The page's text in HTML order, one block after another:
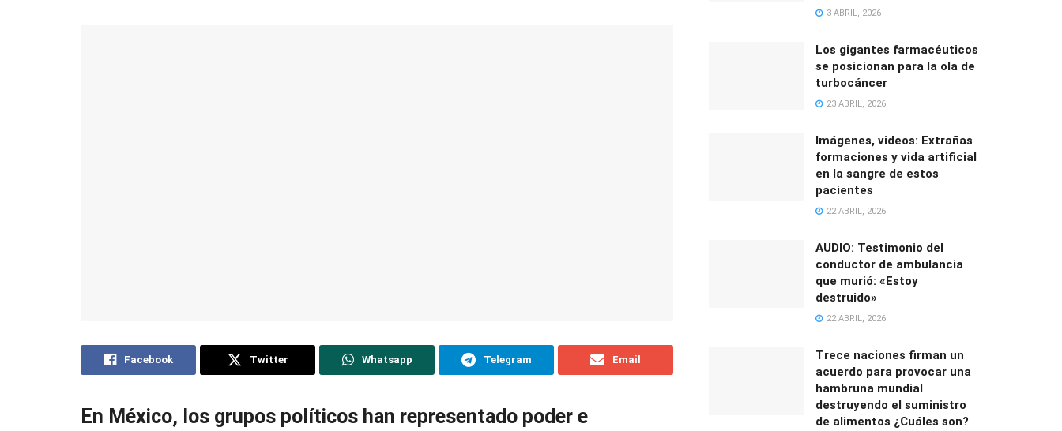
Facebook Twitter Whatsapp Telegram Email
En México, los grupos políticos han representado poder e
3 ABRIL, 2026
Los gigantes farmacéuticos
se posicionan para la ola de
turbocáncer
23 ABRIL, 2026
Imágenes, videos: Extrañas
formaciones y vida artificial
en la sangre de estos
pacientes
22 ABRIL, 2026
AUDIO: Testimonio del
conductor de ambulancia
que murió: «Estoy
destruido»
22 ABRIL, 2026
Trece naciones firman un
acuerdo para provocar una
hambruna mundial
destruyendo el suministro
de alimentos ¿Cuáles son?